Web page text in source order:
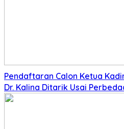
Pendaftaran Calon Ketua
Dr. Kalina Ditarik Usai